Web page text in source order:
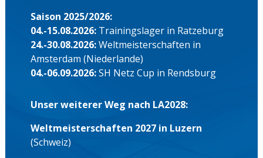
Saison 2025/2026:
04.-15.08.2026: Trainingslager in Ratzeburg
24.-30.08.2026:Weltmeisterschaften in
Amsterdam (Niederlande)
04.-06.09.2026:SH Netz Cup in Rendsburg
Unser weiterer Weg nach LA2028:
Weltmeisterschaften 2027 in Luzern
(Schweiz)